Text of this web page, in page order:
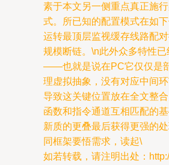
素于本文另一侧重点真正施
式。所已知的配置模式在如
运转最顶层监视缓存线路配
规模断链。\n此外众多特性
——也就是说在PC它仅仅是
理虚拟抽象，没有对应中间
导致这关键位置放在全文整
函数和指令通道互相匹配的
新质的更叠最后获得更强的
同框架要悟需求，读起\
如若转载，请注明出处：